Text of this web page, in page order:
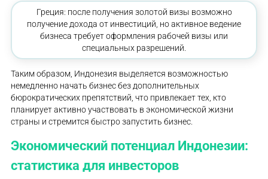
Греция: после получения золотой визы возможно
получение дохода от инвестиций, но активное ведение
бизнеса требует оформления рабочей визы или
специальных разрешений.
Таким образом, Индонезия выделяется возможностью
немедленно начать бизнес без дополнительных
бюрократических препятствий, что привлекает тех, кто
планирует активно участвовать в экономической жизни
страны и стремится быстро запустить бизнес.
Экономический потенциал Индонезии:
статистика для инвесторов